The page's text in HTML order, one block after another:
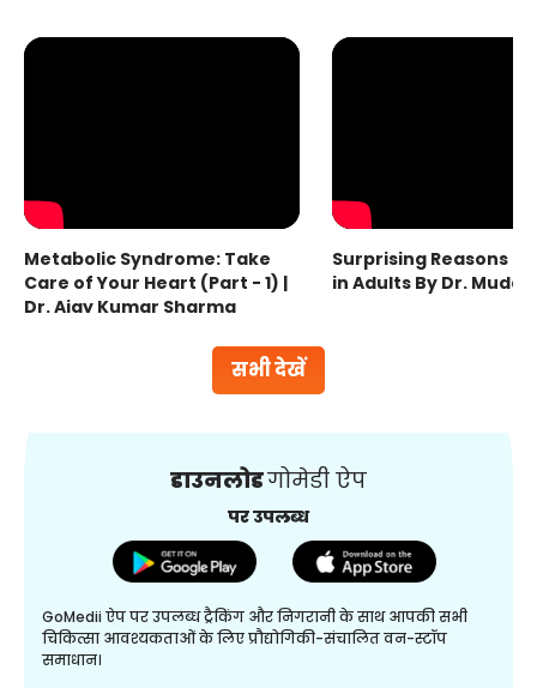
सभी देखें
Metabolic Syndrome: Take
Care of Your Heart (Part - 1) |
Dr. Ajay Kumar Sharma
Surprising Reasons
in Adults By Dr.
डाउनलोडगोमेडी ऐप
पर उपलब्ध
GoMedii ऐप पर उपलब्ध ट्रैकिंग और निगरानी के साथ आपकी सभी
चिकित्सा आवश्यकताओं के लिए प्रौद्योगिकी-संचालित वन-स्टॉप
समाधान।